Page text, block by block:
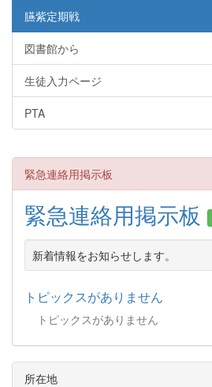
臙紫定期戦
図書館から
生徒入力ページ
PTA
緊急連絡用掲示板
緊急連絡用掲示板
新着情報をお知らせします。
トピックスがありません
トピックスがありません
所在地